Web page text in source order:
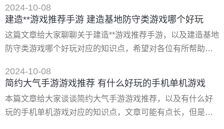
一、手游策略游戏排行榜前十名 手游策略游戏排行榜前十名
是《三国志·战略版》《海岛奇兵》《部落冲突》《率土之
滨》《小小蚁国》《三国志·战棋版》《二战风云2》《无悔
华夏》《月圆之夜》《战争与文明》。 1、《三国志·战略
2024-10-08
建造**游戏推荐手游 建造基地防守类游戏哪个好玩
这篇文章给大家聊聊关于建造**游戏推荐手游，以及建造基地
防守类游戏哪个好玩对应的知识点，希望对各位有所帮助，
地址： 类型：安卓游戏-卡牌策略 版本：v1.11.2 大小：
661.79m 语言：中文 平台：安卓apk 推荐星级（评分）：
★★★★★ 游戏标签: rts手游全球行动全球行动中文版游戏
手机版是腾讯*光计划打造的rts手游
2024-10-08
简约大气手游游戏推荐 有什么好玩的手机单机游戏
本篇文章给大家谈谈简约大气手游游戏推荐，以及有什么好
玩的手机单机游戏对应的知识点，文章可能有点长，但是希